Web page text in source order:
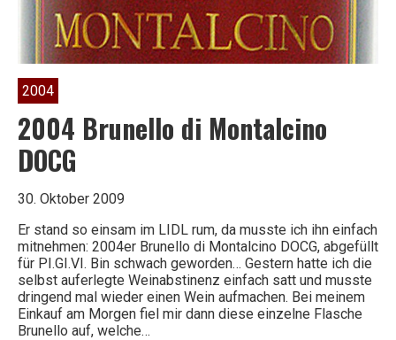
2004
2004 Brunello di Montalcino
DOCG
30. Oktober 2009
Er stand so einsam im LIDL rum, da musste ich ihn einfach
mitnehmen: 2004er Brunello di Montalcino DOCG, abgefüllt
für PI.GI.VI. Bin schwach geworden… Gestern hatte ich die
selbst auferlegte Weinabstinenz einfach satt und musste
dringend mal wieder einen Wein aufmachen. Bei meinem
Einkauf am Morgen fiel mir dann diese einzelne Flasche
Brunello auf, welche…